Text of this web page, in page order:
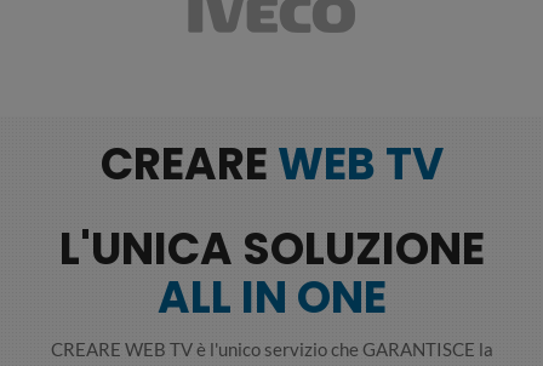
CREAREWEB TV
L'UNICA SOLUZIONE
ALL IN ONE
CREARE WEB TV è l'unico servizio che GARANTISCE la